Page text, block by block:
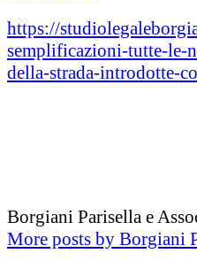
https://
semplificazioni-tutte-le-
della-strada-introdotte-
Borgiani Parisella e
More posts by Borgiani